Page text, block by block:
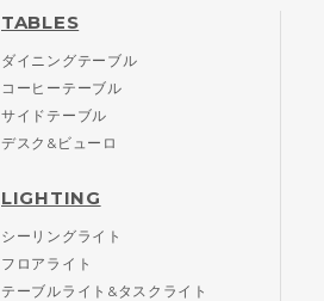
TABLES
ダイニングテーブル
コーヒーテーブル
サイドテーブル
デスク&ビューロ
LIGHTING
シーリングライト
フロアライト
テーブルライト&タスクライト